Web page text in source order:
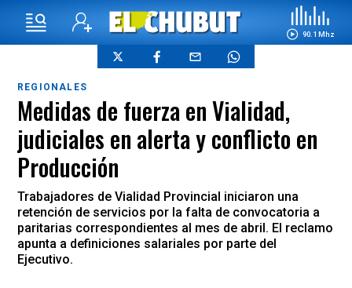
90.1 Mhz
REGIONALES
Medidas de fuerza en Vialidad,
judiciales en alerta y conflicto en
Producción
Trabajadores de Vialidad Provincial iniciaron una
retención de servicios por la falta de convocatoria a
paritarias correspondientes al mes de abril. El reclamo
apunta a definiciones salariales por parte del
Ejecutivo.